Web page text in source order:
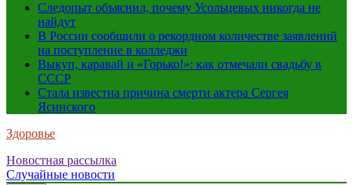
Следопыт объяснил, почему Усольцевых никогда не
найдут
В России сообщили о рекордном количестве заявлений
на поступление в колледжи
Выкуп, каравай и «Горько!»: как отмечали свадьбу в
СССР
Стала известна причина смерти актера Сергея
Ясинского
Здоровье
Новостная рассылка
Случайные новости